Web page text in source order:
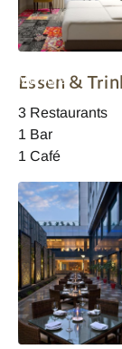
Mercure
Essen &
3 Restaurants
1 Bar
1 Café